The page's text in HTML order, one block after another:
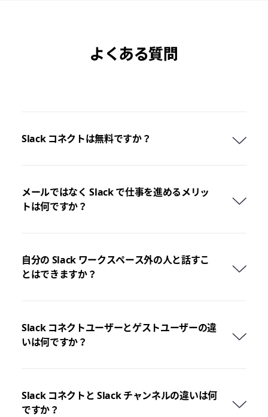
よくある質問
Slack コネクトは無料ですか？
メールではなく Slack で仕事を進めるメリッ
トは何ですか？
自分の Slack ワークスペース外の人と話すこ
とはできますか？
Slack コネクトユーザーとゲストユーザーの違
いは何ですか？
Slack コネクトと Slack チャンネルの違いは何
ですか？